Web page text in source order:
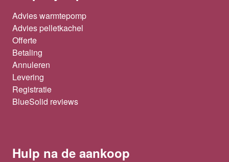
Advies warmtepomp
Advies pelletkachel
Offerte
Betaling
Annuleren
Levering
Registratie
BlueSolid reviews
Hulp na de aankoop